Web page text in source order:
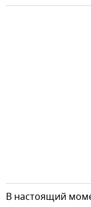
В настоящий